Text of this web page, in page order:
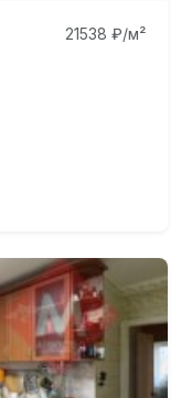
21538 ₽/м²